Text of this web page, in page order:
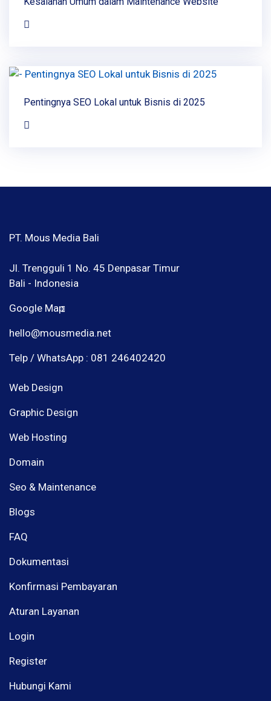
Pentingnya SEO Lokal untuk Bisnis di 2025
PT. Mous Media Bali
Jl. Trengguli 1 No. 45 Denpasar Timur
Bali - Indonesia
Google Map
hello@mousmedia.net
Telp / WhatsApp : 081 246402420
Web Design
Graphic Design
Web Hosting
Domain
Seo & Maintenance
Blogs
FAQ
Dokumentasi
Konfirmasi Pembayaran
Aturan Layanan
Login
Register
Hubungi Kami